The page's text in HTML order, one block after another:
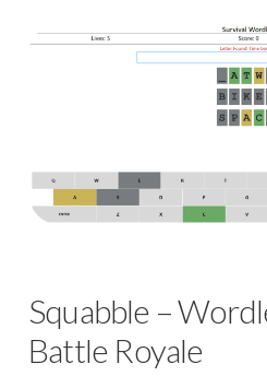
Squabble –
Battle Royale